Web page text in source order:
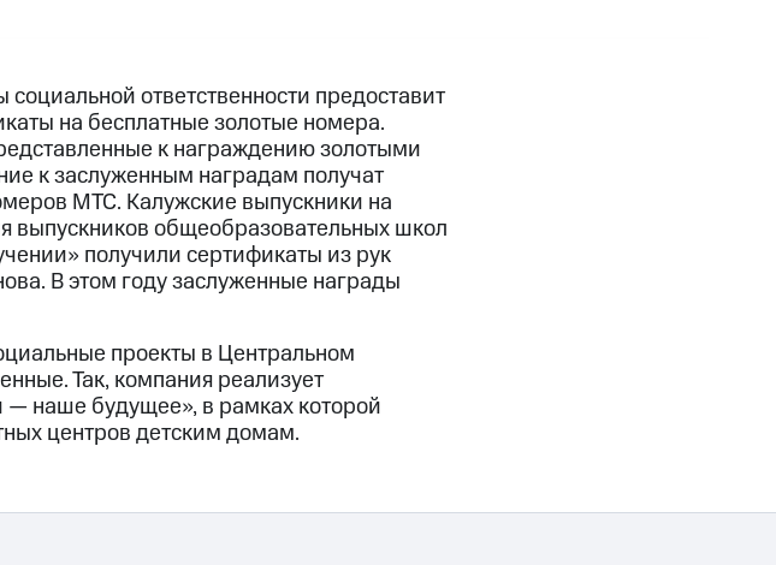
ответственности предоставит
на бесплатные золотые номера.
к награждению золотыми
к заслуженным наградам получат
МТС. Калужские выпускники на
выпускников общеобразовательных школ
получили сертификаты из рук
В этом году заслуженные награды
проекты в Центральном
Так, компания реализует
наше будущее», в рамках которой
центров детским домам.